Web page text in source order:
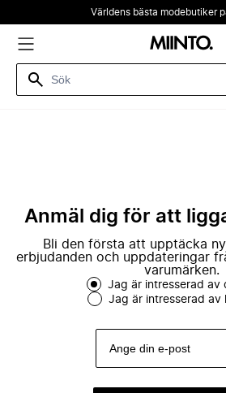
Världens bästa modebutiker
Anmäl dig för att
Bli den första att upptäcka
erbjudanden och uppdateringar
varumärken.
Jag är intresserad av
Jag är intresserad av